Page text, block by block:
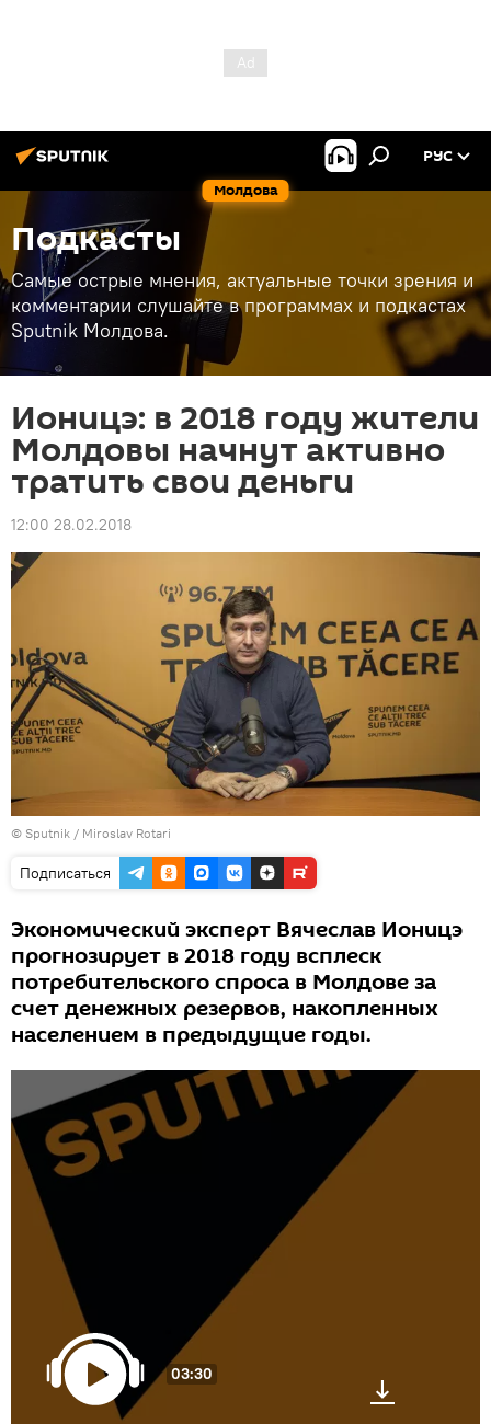
Молдова
РУС
Подкасты
Самые острые мнения, актуальные точки зрения и
комментарии слушайте в программах и подкастах
Sputnik Молдова.
Ионицэ: в 2018 году жители
Молдовы начнут активно
тратить свои деньги
12:00 28.02.2018
© Sputnik / Miroslav Rotari
Подписаться
Экономический эксперт Вячеслав Ионицэ
прогнозирует в 2018 году всплеск
потребительского спроса в Молдове за
счет денежных резервов, накопленных
населением в предыдущие годы.
03:30